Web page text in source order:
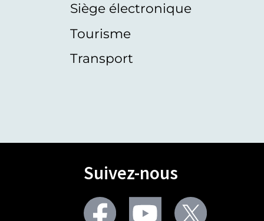
Siège électronique
Tourisme
Transport
Suivez-nous
Facebook Youtube